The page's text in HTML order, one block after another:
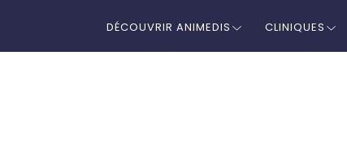
DÉCOUVRIR ANIMEDIS CLINIQUES